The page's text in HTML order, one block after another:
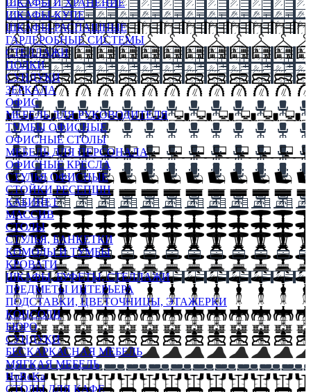
ШКАФЫ И ХРАНЕНИЕ
ШКАФЫ-КУПЕ
ШКАФЫ-РАСПАШНЫЕ
ГАРДЕРОБНЫЕ СИСТЕМЫ
СТЕЛЛАЖИ
ПОЛКИ
СУНДУКИ
ЗЕРКАЛА
ОФИС
МЕБЕЛЬ ДЛЯ РУКОВОДИТЕЛЯ
ТУМБЫ ОФИСНЫЕ
ОФИСНЫЕ СТОЛЫ
МЕБЕЛЬ ДЛЯ ПЕРСОНАЛА
ОФИСНЫЕ КРЕСЛА
СТУЛЬЯ ОФИСНЫЕ
СТОЙКИ РЕСЕПШН
КАБИНЕТ
МАССИВ
СТОЛЫ
СТУЛЬЯ, БАНКЕТКИ
КОМОДЫ И ТУМБЫ
КРОВАТИ
ШКАФЫ, БУФЕТЫ, СТЕЛЛАЖИ
ПРЕДМЕТЫ ИНТЕРЬЕРА
ПОДСТАВКИ, ЦВЕТОЧНИЦЫ, ЭТАЖЕРКИ
КОНСОЛИ
БЮРО
СУНДУКИ
БЕСКАРКАСНАЯ МЕБЕЛЬ
МЯГКАЯ МЕБЕЛЬ
HoReKa
СТОЛЫ ДЛЯ КАФЕ